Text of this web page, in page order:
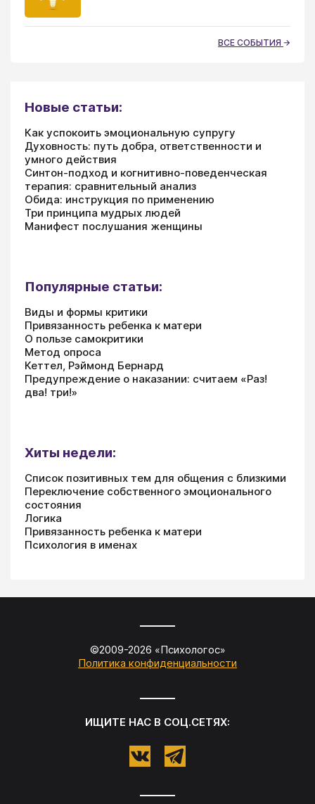
ВСЕ СОБЫТИЯ
Новые статьи:
Как успокоить эмоциональную супругу
Духовность: путь добра, ответственности и
умного действия
Синтон-подход и когнитивно-поведенческая
терапия: сравнительный анализ
Обида: инструкция по применению
Три принципа мудрых людей
Манифест послушания женщины
Популярные статьи:
Виды и формы критики
Привязанность ребенка к матери
О пользе самокритики
Метод опроса
Кеттел, Рэймонд Бернард
Предупреждение о наказании: считаем «Раз!
два! три!»
Хиты недели:
Список позитивных тем для общения с близкими
Переключение собственного эмоционального
состояния
Логика
Привязанность ребенка к матери
Психология в именах
©2009-2026 «Психологос»
Политика конфиденциальности
ИЩИТЕ НАС В СОЦ.СЕТЯХ: